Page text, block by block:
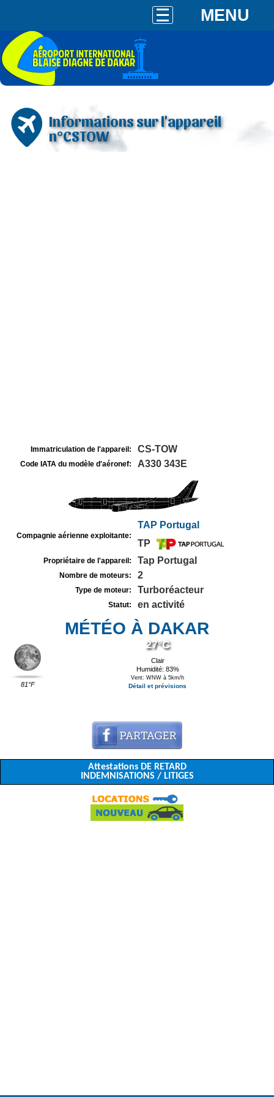
MENU
Informations sur l'appareil
n°CSTOW
Immatriculation de l'appareil: CS-TOW
Code IATA du modèle d'aéronef: A330 343E
Compagnie aérienne exploitante:
TAP Portugal
TP
Propriétaire de l'appareil: Tap Portugal
Nombre de moteurs: 2
Type de moteur: Turboréacteur
Statut: en activité
MÉTÉO À DAKAR
81°F
27°C
Clair
Humidité: 83%
Vent: WNW à 5km/h
Détail et prévisions
Attestations DE RETARD
INDEMNISATIONS / LITIGES